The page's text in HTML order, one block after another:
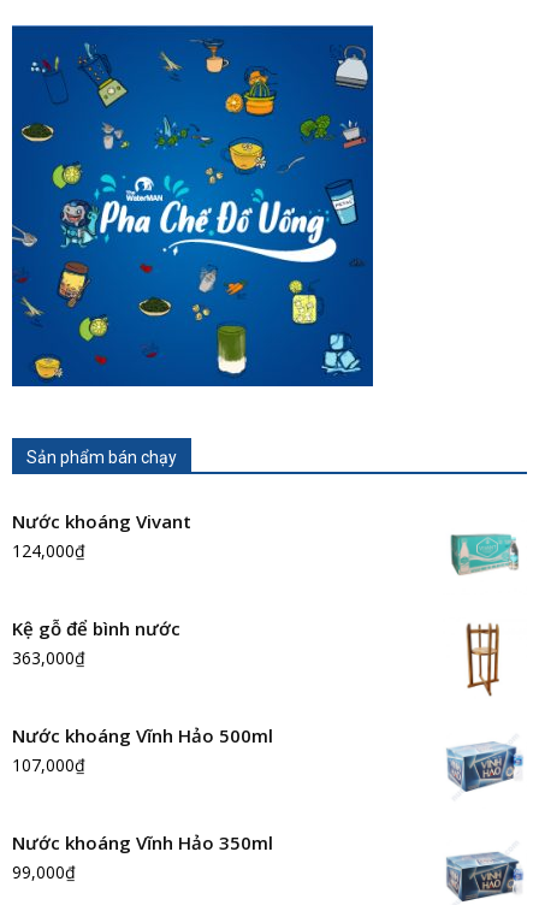
Sản phẩm bán chạy
Nước khoáng Vivant
124,000₫
Kệ gỗ để bình nước
363,000₫
Nước khoáng Vĩnh Hảo 500ml
107,000₫
Nước khoáng Vĩnh Hảo 350ml
99,000₫